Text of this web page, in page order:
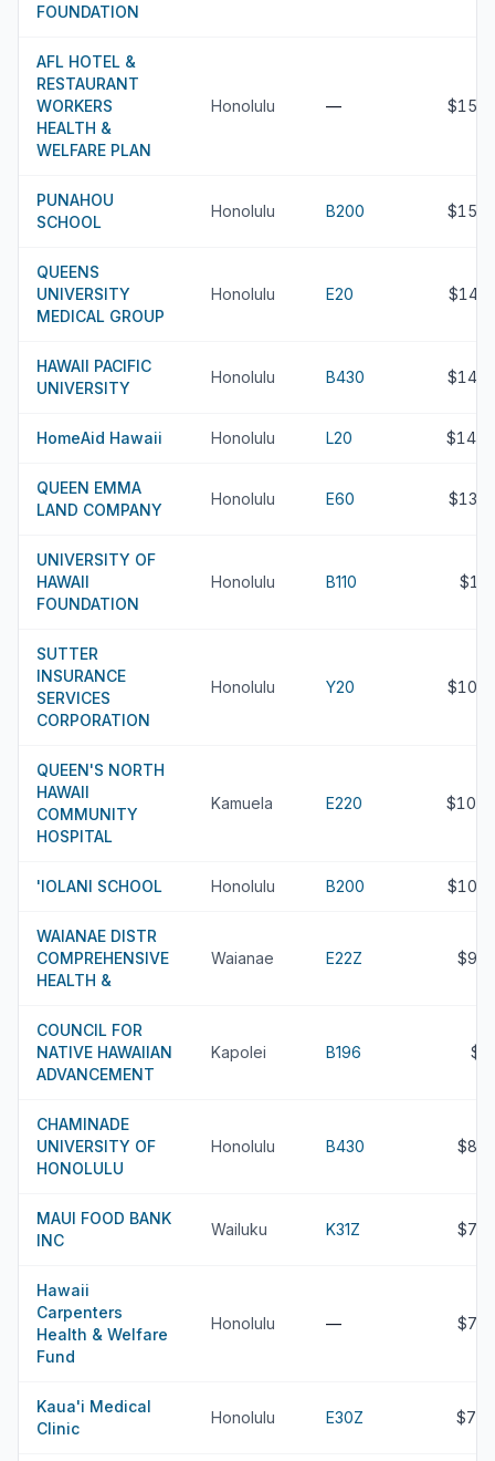
FOUNDATION
AFL HOTEL &
RESTAURANT
WORKERS
HEALTH &
WELFARE PLAN
Honolulu —
PUNAHOU
SCHOOL
Honolulu B200
QUEENS
UNIVERSITY
MEDICAL GROUP
Honolulu E20
HAWAII PACIFIC
UNIVERSITY
Honolulu B430
HomeAid Hawaii Honolulu L20
QUEEN EMMA
LAND COMPANY
Honolulu E60
UNIVERSITY OF
HAWAII
FOUNDATION
Honolulu B110
SUTTER
INSURANCE
SERVICES
CORPORATION
Honolulu Y20
QUEEN'S NORTH
HAWAII
COMMUNITY
HOSPITAL
Kamuela E220
'IOLANI SCHOOL Honolulu B200
WAIANAE DISTR
COMPREHENSIVE
HEALTH &
Waianae E22Z
COUNCIL FOR
NATIVE HAWAIIAN
ADVANCEMENT
Kapolei B196
CHAMINADE
UNIVERSITY OF
HONOLULU
Honolulu B430
MAUI FOOD BANK
INC
Wailuku K31Z
Hawaii
Carpenters
Health & Welfare
Fund
Honolulu —
Kaua'i Medical
Clinic
Honolulu E30Z